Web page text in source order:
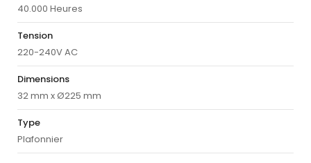
40.000 Heures
Tension
220-240V AC
Dimensions
32 mm x Ø225 mm
Type
Plafonnier